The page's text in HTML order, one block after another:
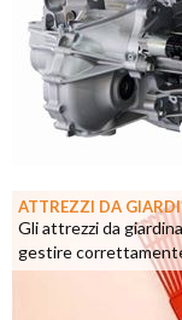
ATTREZZI DA
Gli attrezzi da
gestire